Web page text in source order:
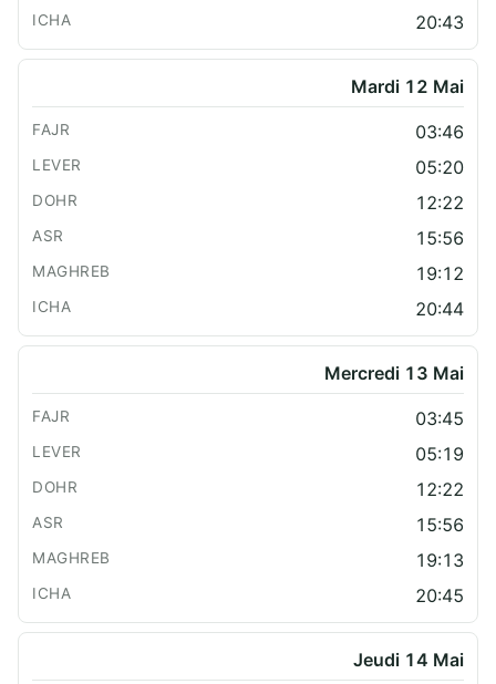
20:43
Mardi 12 Mai
03:46
05:20
12:22
15:56
19:12
20:44
Mercredi 13 Mai
03:45
05:19
12:22
15:56
19:13
20:45
Jeudi 14 Mai